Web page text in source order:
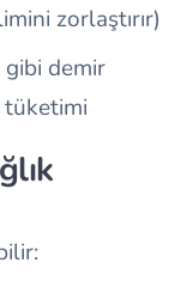
zorlaştırır)
demir
tüketimi